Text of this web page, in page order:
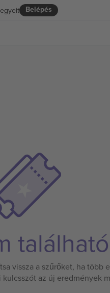
Belépés
vissza a szűrőket, ha több
az új eredmények